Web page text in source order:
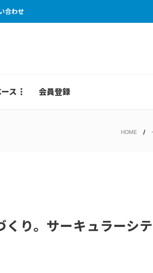
合わせ
ス 会員登録
HOME
り。サーキュラーシ